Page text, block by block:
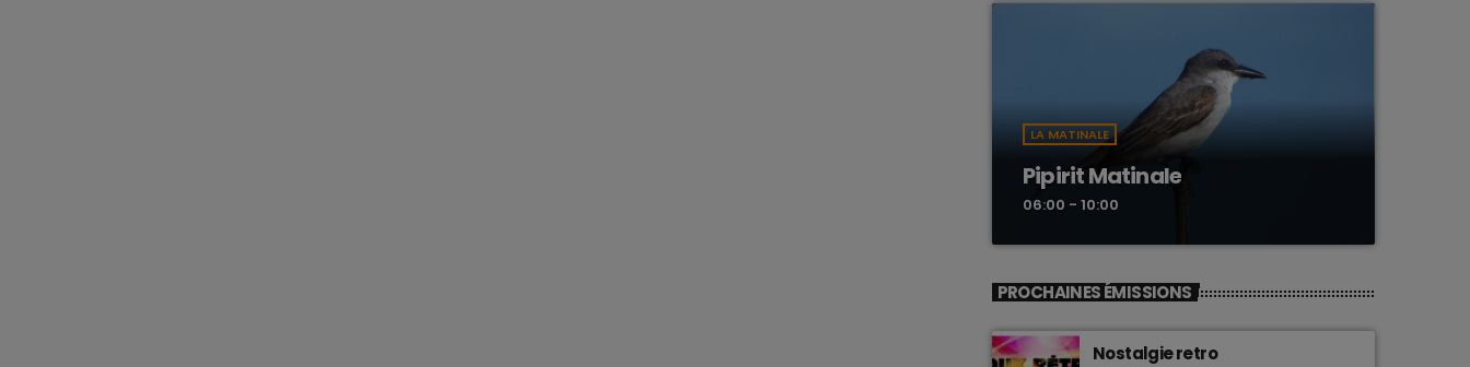
LA MATINALE
Pipirit Matinale
06:00 - 10:00
PROCHAINES ÉMISSIONS
Nostalgie retro